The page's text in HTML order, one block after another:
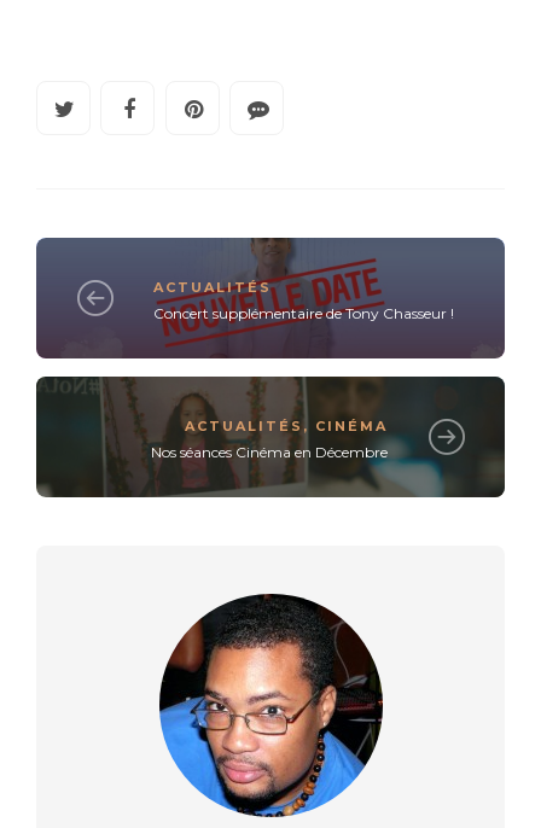
ACTUALITÉS
Concert supplémentaire de Tony Chasseur !
ACTUALITÉS , CINÉMA
Nos séances Cinéma en Décembre